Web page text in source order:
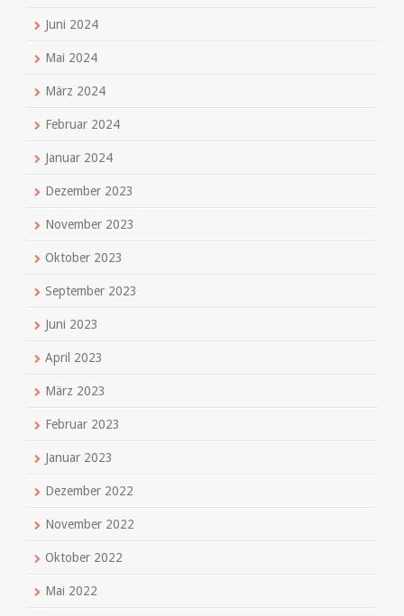
Juni 2024
Mai 2024
März 2024
Februar 2024
Januar 2024
Dezember 2023
November 2023
Oktober 2023
September 2023
Juni 2023
April 2023
März 2023
Februar 2023
Januar 2023
Dezember 2022
November 2022
Oktober 2022
Mai 2022